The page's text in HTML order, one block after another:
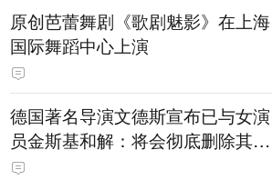
原创芭蕾舞剧《歌剧魅影》在上海
国际舞蹈中心上演
德国著名导演文德斯宣布已与女演
员金斯基和解：将会彻底删除其上
身裸露的画面